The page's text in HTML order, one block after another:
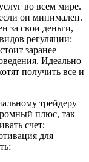
во всем мире.
он минимален.
за свои деньги,
регуляции:
заранее
Идеально
получить все и
трейдеру
плюс, так
счет;
для